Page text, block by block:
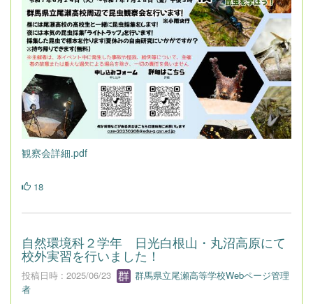
観察会詳細.pdf
18
自然環境科２学年 日光白根山・丸沼高原にて
校外実習を行いました！
投稿日時 : 2025/06/23
群馬県立尾瀬高等学校Webページ管理
者